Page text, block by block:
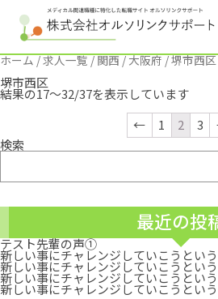
ホーム/求人一覧/関西/大阪府/堺市西区
堺市西区
結果の17～32/37を表示しています
←
1 2 3
検索
最近の投
テスト先輩の声①
新しい事にチャレンジしていこうとい
新しい事にチャレンジしていこうとい
新しい事にチャレンジしていこうとい
新しい事にチャレンジしていこうとい